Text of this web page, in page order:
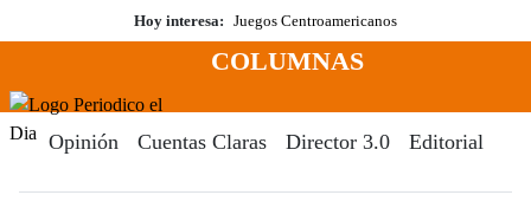
al
Hoy interesa: Juegos Centroamericanos
Menú
COLUMNAS
Opinión Cuentas Claras Director 3.0 Editorial